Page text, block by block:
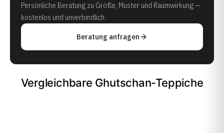
Persönliche Beratung zu Größe, Muster und Raumwirkung —
kostenlos und unverbindlich.
Beratung anfragen
Vergleichbare Ghutschan-Teppiche